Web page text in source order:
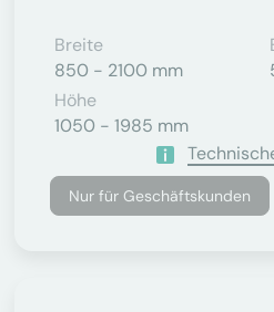
Breite
850 - 2100 mm
Höhe
1050 - 1985 mm
Nur für Geschäftskunden